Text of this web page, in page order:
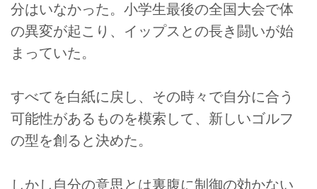
分はいなかった。小学生最後の全国大会で体
の異変が起こり、イップスとの長き闘いが始
まっていた。
すべてを白紙に戻し、その時々で自分に合う
可能性があるものを模索して、新しいゴルフ
の型を創ると決めた。
しかし自分の意思とは裏腹に制御の効かない